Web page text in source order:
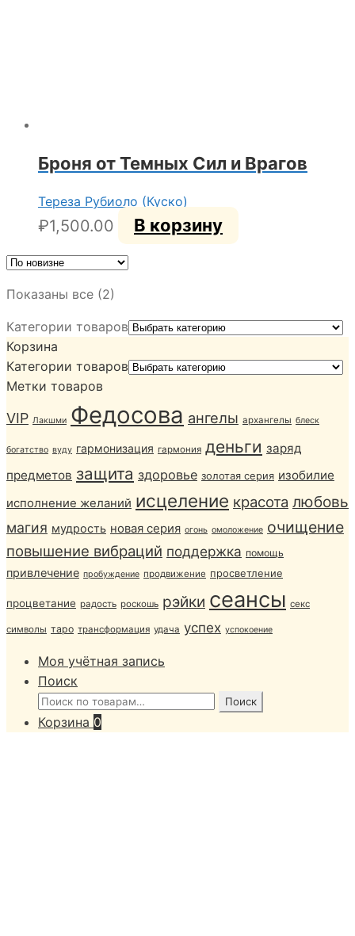
Броня от Темных Сил и Врагов
Тереза Рубиоло (Куско)
₽1,500.00 В корзину
Показаны все (2)
недавние
Категории товаров
Корзина
Категории товаров
Метки товаров
VIP Лакшми Федосова ангелы архангелы блеск
богатство вуду гармонизация гармония деньги заряд
предметов защита здоровье золотая серия изобилие
исполнение желаний исцеление красота любовь
магия мудрость новая серия огонь омоложение очищение
повышение вибраций поддержка помощь
привлечение пробуждение продвижение просветление
процветание радость роскошь рэйки сеансы секс
символы таро трансформация удача успех успокоение
Моя учётная запись
Поиск
Искать:
Поиск
Корзина 0